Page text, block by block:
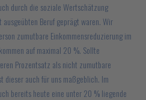
durch die soziale Wertschätzung
Beruf geprägt waren. Wir
zumutbare Einkommensreduzierung im
auf maximal 20 %. Sollte
Prozentsatz als nicht zumutbare
dieser auch für uns maßgeblich. Im
bereits heute eine unter 20 % liegende